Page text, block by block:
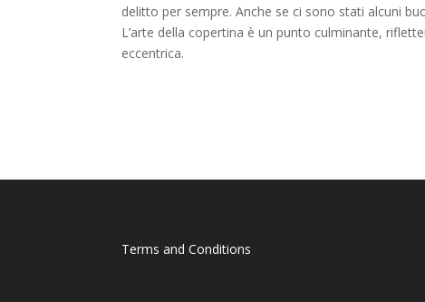
delitto per sempre. Anche se ci sono stati alcuni
L’arte della copertina è un punto culminante,
eccentrica.
Terms and Conditions